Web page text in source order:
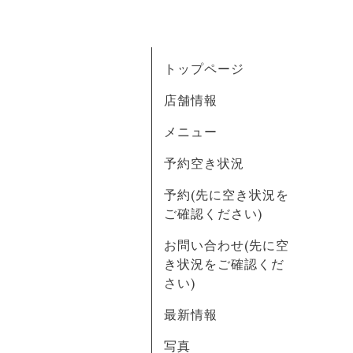
トップページ
店舗情報
メニュー
予約空き状況
予約(先に空き状況を
ご確認ください)
お問い合わせ(先に空
き状況をご確認くだ
さい)
最新情報
写真